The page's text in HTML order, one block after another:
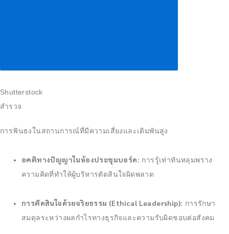
Shutterstock
สำรวจ
การฟันธงในสถานการณ์ที่มีความเสี่ยงและเดิมพันสูง
อคติทางปัญญาในห้องประชุมบอร์ด: การรู้เท่าทันหลุมพราง
ความคิดที่ทำให้ผู้บริหารตัดสินใจผิดพลาด
การตัดสินใจด้วยจริยธรรม (Ethical Leadership): การรักษา
สมดุลระหว่างผลกำไรทางธุรกิจและความรับผิดชอบต่อสังคม